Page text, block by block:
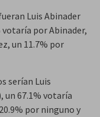
Luis Abinader
votaría por Abinader,
un 11.7% por
serían Luis
un 67.1% votaría
por ninguno y